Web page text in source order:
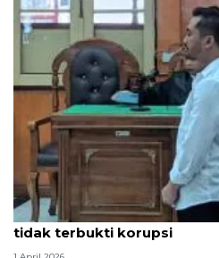
Hakim PN Medan vonis
tidak terbukti korupsi